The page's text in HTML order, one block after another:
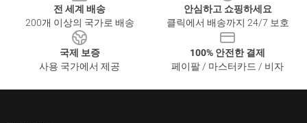
전 세계 배송
200개 이상의 국가로 배송
안심하고 쇼핑하세요
클릭에서 배송까지 24/7 보호
국제 보증
사용 국가에서 제공
100% 안전한 결제
페이팔 / 마스터카드 / 비자